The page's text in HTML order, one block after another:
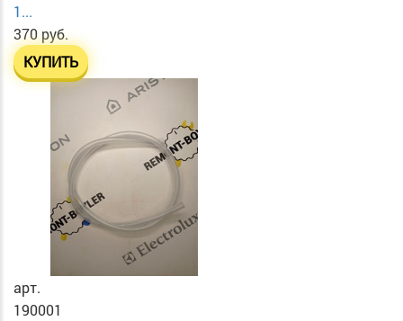
1...
370 руб.
КУПИТЬ
арт.
190001